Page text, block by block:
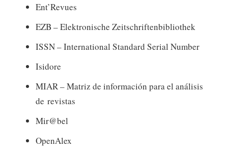
Ent’Revues
EZB – Elektronische Zeitschriftenbibliothek
ISSN – International Standard Serial Number
Isidore
MIAR – Matriz de información para el análisis
de revistas
Mir@bel
OpenAlex